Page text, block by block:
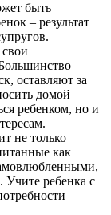
быть
– результат
оставляют за
домой
ребенком, но и
не только
как
Учите ребенка с